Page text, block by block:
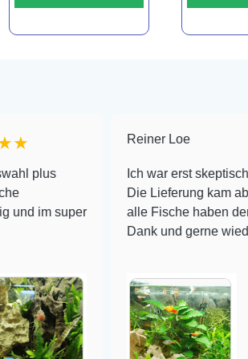
Ich war erst skeptisch, Fische
Die Lieferung kam aber sehr gut
alle Fische haben den Transport
Dank und gerne wieder!